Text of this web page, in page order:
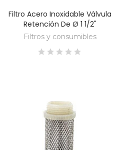
DESCUBRE
Filtro Acero Inoxidable Válvula
Retención De Ø 1 1/2"
Filtros y consumibles